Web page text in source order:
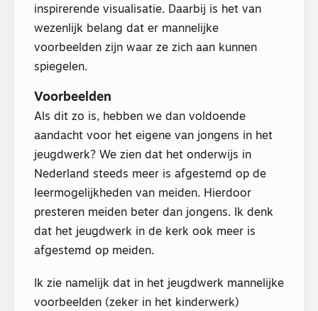
inspirerende visualisatie. Daarbij is het van
wezenlijk belang dat er mannelijke
voorbeelden zijn waar ze zich aan kunnen
spiegelen.
Voorbeelden
Als dit zo is, hebben we dan voldoende
aandacht voor het eigene van jongens in het
jeugdwerk? We zien dat het onderwijs in
Nederland steeds meer is afgestemd op de
leermogelijkheden van meiden. Hierdoor
presteren meiden beter dan jongens. Ik denk
dat het jeugdwerk in de kerk ook meer is
afgestemd op meiden.
Ik zie namelijk dat in het jeugdwerk mannelijke
voorbeelden (zeker in het kinderwerk)